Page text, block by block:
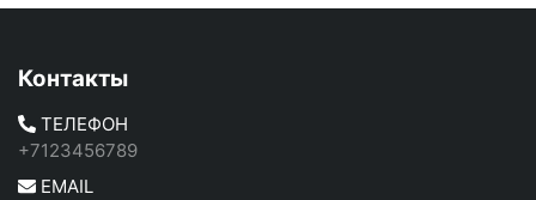
Контакты
ТЕЛЕФОН
+7123456789
EMAIL